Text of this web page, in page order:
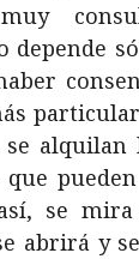
depende
alquilan
se
abrirá y